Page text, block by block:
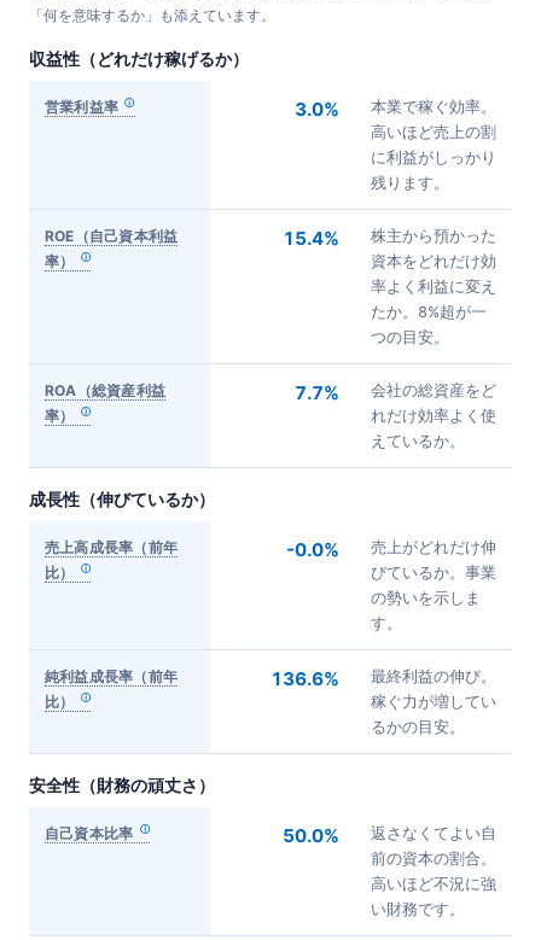
「何を意味するか」も添えています。
収益性（どれだけ稼げるか）
営業利益率 3.0%
本業で稼ぐ効率。
高いほど売上の割
に利益がしっかり
残ります。
ROE（自己資本利益
率）
15.4%
株主から預かった
資本をどれだけ効
率よく利益に変え
たか。8%超が一
つの目安。
ROA（総資産利益
率）
7.7%
会社の総資産をど
れだけ効率よく使
えているか。
成長性（伸びているか）
売上高成長率（前年
比）
-0.0%
売上がどれだけ伸
びているか。事業
の勢いを示しま
す。
純利益成長率（前年
比）
136.6%
最終利益の伸び。
稼ぐ力が増してい
るかの目安。
安全性（財務の頑丈さ）
自己資本比率 50.0%
返さなくてよい自
前の資本の割合。
高いほど不況に強
い財務です。